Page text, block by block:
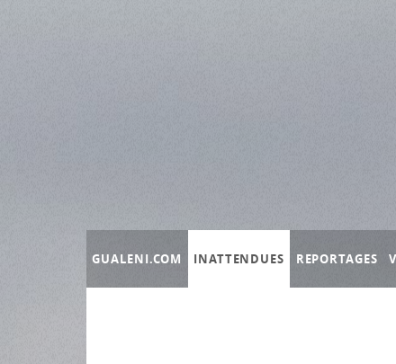
GUALENI.COM INATTENDUES REPORTAGES